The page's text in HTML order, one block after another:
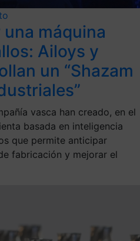
máquina
Ailoys y
un “Shazam
vasca han creado, en el
basada en inteligencia
que permite anticipar
fabricación y mejorar el